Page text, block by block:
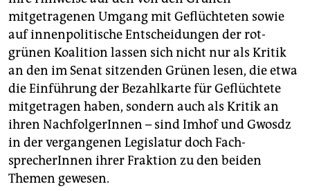
mitgetragenen Umgang mit Geflüchteten sowie
auf innenpolitische Entscheidungen der rot-
grünen Koalition lassen sich nicht nur als Kritik
an den im Senat sitzenden Grünen lesen, die etwa
die Einführung der Bezahlkarte für Geflüchtete
mitgetragen haben, sondern auch als Kritik an
ihren Nach­fol­ge­rIn­nen – sind Imhof und Gwosdz
in der vergangenen Legislatur doch Fach­
sprecherInnen ihrer Fraktion zu den beiden
Themen gewesen.